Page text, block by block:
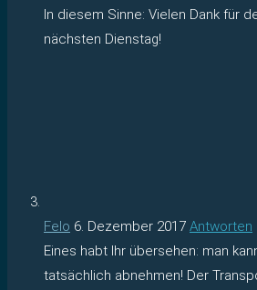
In diesem Sinne: Vielen Dank für
nächsten Dienstag!
Felo 6. Dezember 2017 Antworten
Eines habt Ihr übersehen: man
tatsächlich abnehmen! Der